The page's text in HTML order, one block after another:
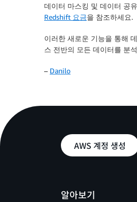
데이터 마스킹 및 데이터 공
Redshift 요금을 참조하세요.
이러한 새로운 기능을 통해
스 전반의 모든 데이터를 분
– Danilo
AWS 계정 생성
알아보기